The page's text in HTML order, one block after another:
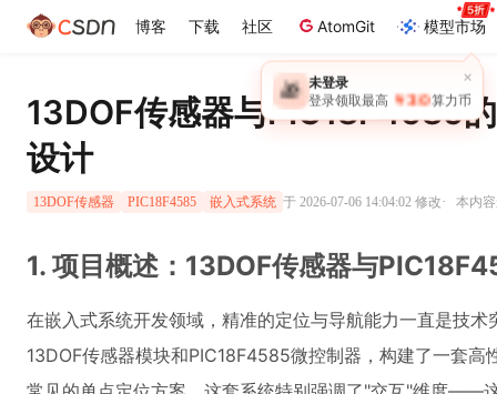
博客 下载 社区 AtomGit 模型市场
13DOF传感器与PIC18F4585
设计
13DOF传感器 PIC18F4585 嵌入式系统 于 2026-07-06 14:04:02 修改· 本内
1. 项目概述：13DOF传感器与
在嵌入式系统开发领域，精准的定位与导航能力一直是技
13DOF传感器模块和PIC18F4585微控制器，构建了一套